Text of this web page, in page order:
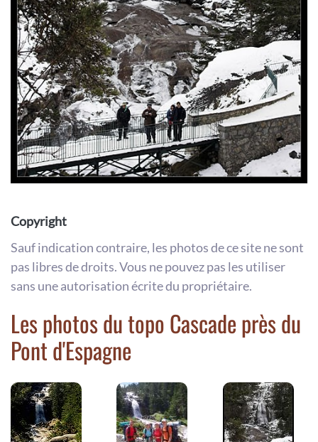
Copyright
Sauf indication contraire, les photos de ce site ne sont
pas libres de droits. Vous ne pouvez pas les utiliser
sans une autorisation écrite du propriétaire.
Les photos du topo Cascade près du
Pont d'Espagne